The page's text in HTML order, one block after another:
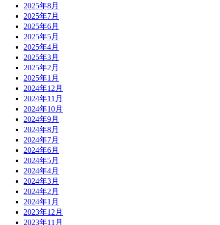
2025年8月
2025年7月
2025年6月
2025年5月
2025年4月
2025年3月
2025年2月
2025年1月
2024年12月
2024年11月
2024年10月
2024年9月
2024年8月
2024年7月
2024年6月
2024年5月
2024年4月
2024年3月
2024年2月
2024年1月
2023年12月
2023年11月